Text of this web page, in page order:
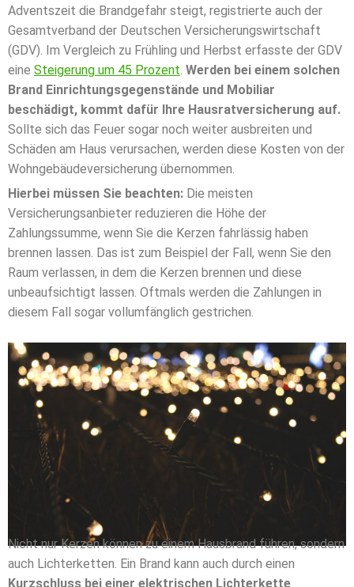
Adventszeit die Brandgefahr steigt, registrierte auch der
Gesamtverband der Deutschen Versicherungswirtschaft
(GDV). Im Vergleich zu Frühling und Herbst erfasste der GDV
eine Steigerung um 45 Prozent. Werden bei einem solchen
Brand Einrichtungsgegenstände und Mobiliar
beschädigt, kommt dafür Ihre Hausratversicherung auf.
Sollte sich das Feuer sogar noch weiter ausbreiten und
Schäden am Haus verursachen, werden diese Kosten von der
Wohngebäudeversicherung übernommen.
Hierbei müssen Sie beachten: Die meisten
Versicherungsanbieter reduzieren die Höhe der
Zahlungssumme, wenn Sie die Kerzen fahrlässig haben
brennen lassen. Das ist zum Beispiel der Fall, wenn Sie den
Raum verlassen, in dem die Kerzen brennen und diese
unbeaufsichtigt lassen. Oftmals werden die Zahlungen in
diesem Fall sogar vollumfänglich gestrichen.
Nicht nur Kerzen können zu einem Hausbrand führen, sondern
auch Lichterketten. Ein Brand kann auch durch einen
Kurzschluss bei einer elektrischen Lichterkette